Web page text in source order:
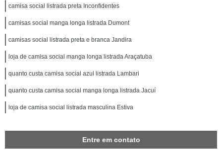
camisa social listrada preta Inconfidentes
camisas social manga longa listrada Dumont
camisas social listrada preta e branca Jandira
loja de camisa social manga longa listrada Araçatuba
quanto custa camisa social azul listrada Lambari
quanto custa camisa social manga longa listrada Jacuí
loja de camisa social listrada masculina Estiva
Entre em contato